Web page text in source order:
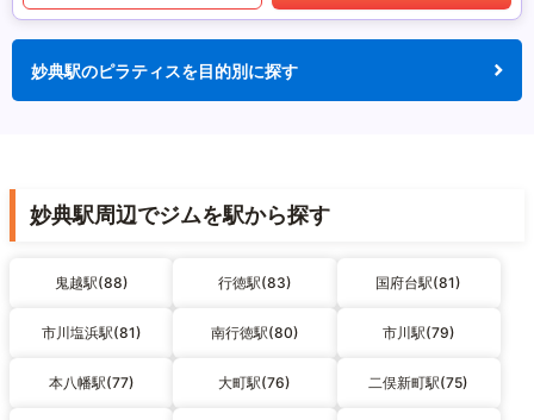
妙典駅のピラティスを目的別に探す
妙典駅周辺でジムを駅から探す
鬼越駅(88) 行徳駅(83) 国府台駅(81)
市川塩浜駅(81) 南行徳駅(80) 市川駅(79)
本八幡駅(77) 大町駅(76) 二俣新町駅(75)